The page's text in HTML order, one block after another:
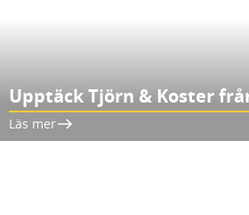
Upptäck Tjörn & Koster
Läs mer